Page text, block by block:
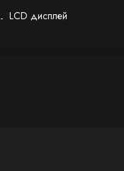
LCD дисплей